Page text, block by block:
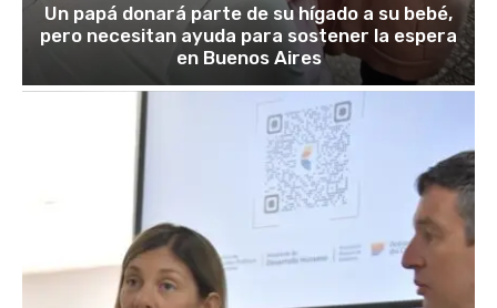
Un papá donará parte de su hígado a su bebé,
pero necesitan ayuda para sostener la espera
en Buenos Aires